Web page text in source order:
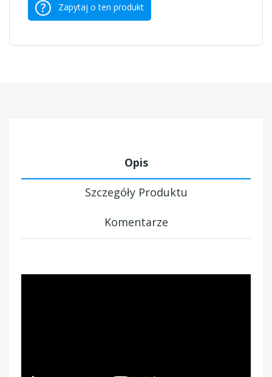
Zapytaj o ten produkt
Opis
Szczegóły Produktu
Komentarze